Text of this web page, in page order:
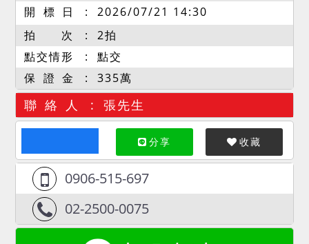
開 標 日
2026/07/21 14:30
拍 次
2拍
點交情形
點交
保 證 金
335萬
聯 絡 人 張先生
分享 收藏
0906-515-697
02-2500-0075